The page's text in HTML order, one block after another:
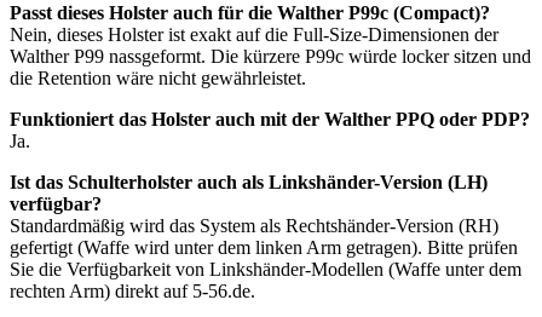
Passt dieses Holster auch für die Walther P99c (Compact)?
Nein, dieses Holster ist exakt auf die Full-Size-Dimensionen der
Walther P99 nassgeformt. Die kürzere P99c würde locker sitzen und
die Retention wäre nicht gewährleistet.
Funktioniert das Holster auch mit der Walther PPQ oder PDP?
Ja.
Ist das Schulterholster auch als Linkshänder-Version (LH)
verfügbar?
Standardmäßig wird das System als Rechtshänder-Version (RH)
gefertigt (Waffe wird unter dem linken Arm getragen). Bitte prüfen
Sie die Verfügbarkeit von Linkshänder-Modellen (Waffe unter dem
rechten Arm) direkt auf 5-56.de.